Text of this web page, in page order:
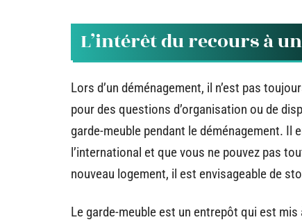
L’intérêt du recours à
Lors d’un déménagement, il n’est pas
pour des questions d’organisation ou de
garde-meuble pendant le déménagement. Il
l’international et que vous ne pouvez pas
nouveau logement, il est envisageable de
Le garde-meuble est un entrepôt qui est